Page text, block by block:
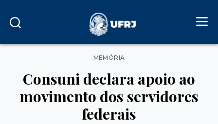
Categorias
MEMÓRIA
Consuni declara apoio ao
movimento dos servidores
federais